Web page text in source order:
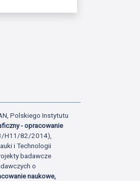
Polskiego Instytutu
- opracowanie
H11/82/2014),
i Technologii
badawcze
o
naukowe,